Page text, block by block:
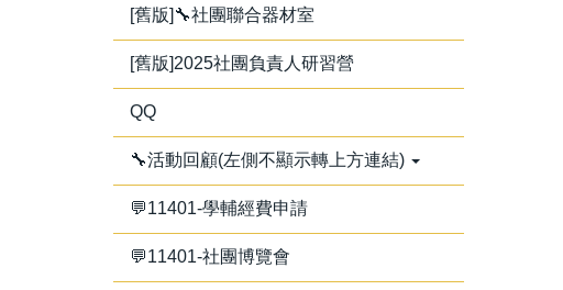
[舊版]🔧社團聯合器材室
[舊版]2025社團負責人研習營
QQ
🔧活動回顧(左側不顯示轉上方連結)
💬11401-學輔經費申請
💬11401-社團博覽會